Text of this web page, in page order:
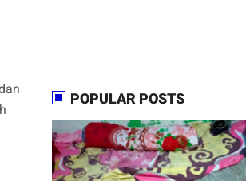
POPULAR POSTS